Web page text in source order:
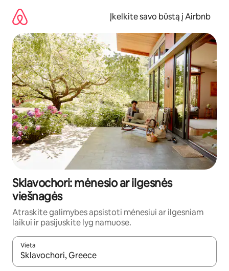
turinio
Įkelkite savo būstą į Airbnb
Sklavochori: mėnesio ar ilgesnės
viešnagės
Atraskite galimybes apsistoti mėnesiui ar ilgesniam
laikui ir pasijuskite lyg namuose.
Vieta
Kai pasirodys paieškos rezultatai, juos naršyti galite